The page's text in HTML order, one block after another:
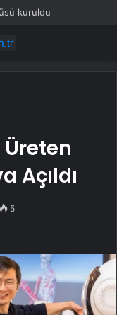
kuruldu
Açıldı
5